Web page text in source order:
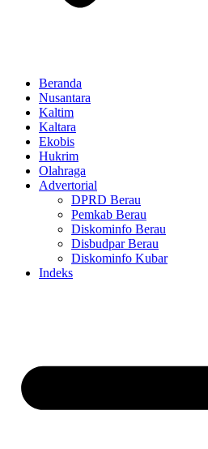
Beranda
Nusantara
Kaltim
Kaltara
Ekobis
Hukrim
Olahraga
Advertorial
DPRD Berau
Pemkab Berau
Diskominfo Berau
Disbudpar Berau
Diskominfo Kubar
Indeks